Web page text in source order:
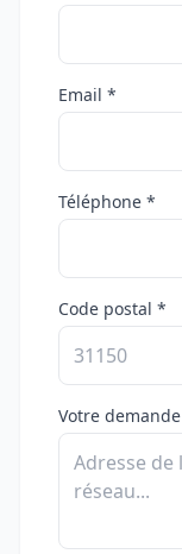
Email *
Téléphone *
Code postal *
Votre demande